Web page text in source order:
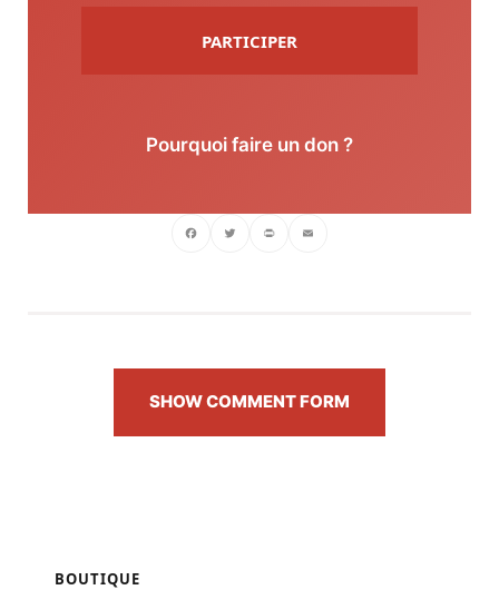
PARTICIPER
Pourquoi faire un don ?
SHOW COMMENT FORM
BOUTIQUE